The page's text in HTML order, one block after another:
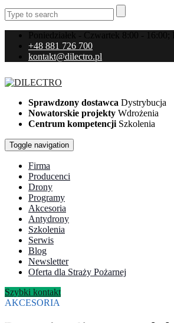
Poniedziałek - Czwartek 8:00 - 16:00;
+48 881 726 700
kontakt@dilectro.pl
Sprawdzony dostawca Dystrybucja
Nowatorskie projekty Wdrożenia
Centrum kompetencji Szkolenia
Toggle navigation
Firma
Producenci
Drony
Programy
Akcesoria
Antydrony
Szkolenia
Serwis
Blog
Newsletter
Oferta dla Straży Pożarnej
Szybki kontakt
AKCESORIA